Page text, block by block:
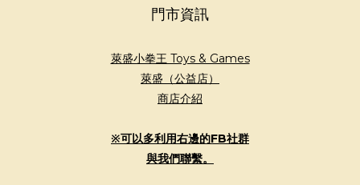
門市資訊
萊盛小拳王 Toys & Games
萊盛（公益店）
商店介紹
※可以多利用右邊的FB社群
與我們聯繫。